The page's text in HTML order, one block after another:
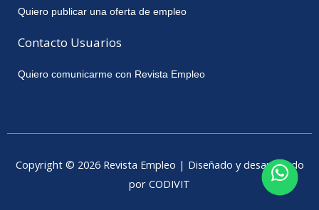
Quiero publicar una oferta de empleo
Contacto Usuarios
Quiero comunicarme con Revista Empleo
Copyright © 2026 Revista Empleo | Diseñado y desarrollado
por CODIVIT